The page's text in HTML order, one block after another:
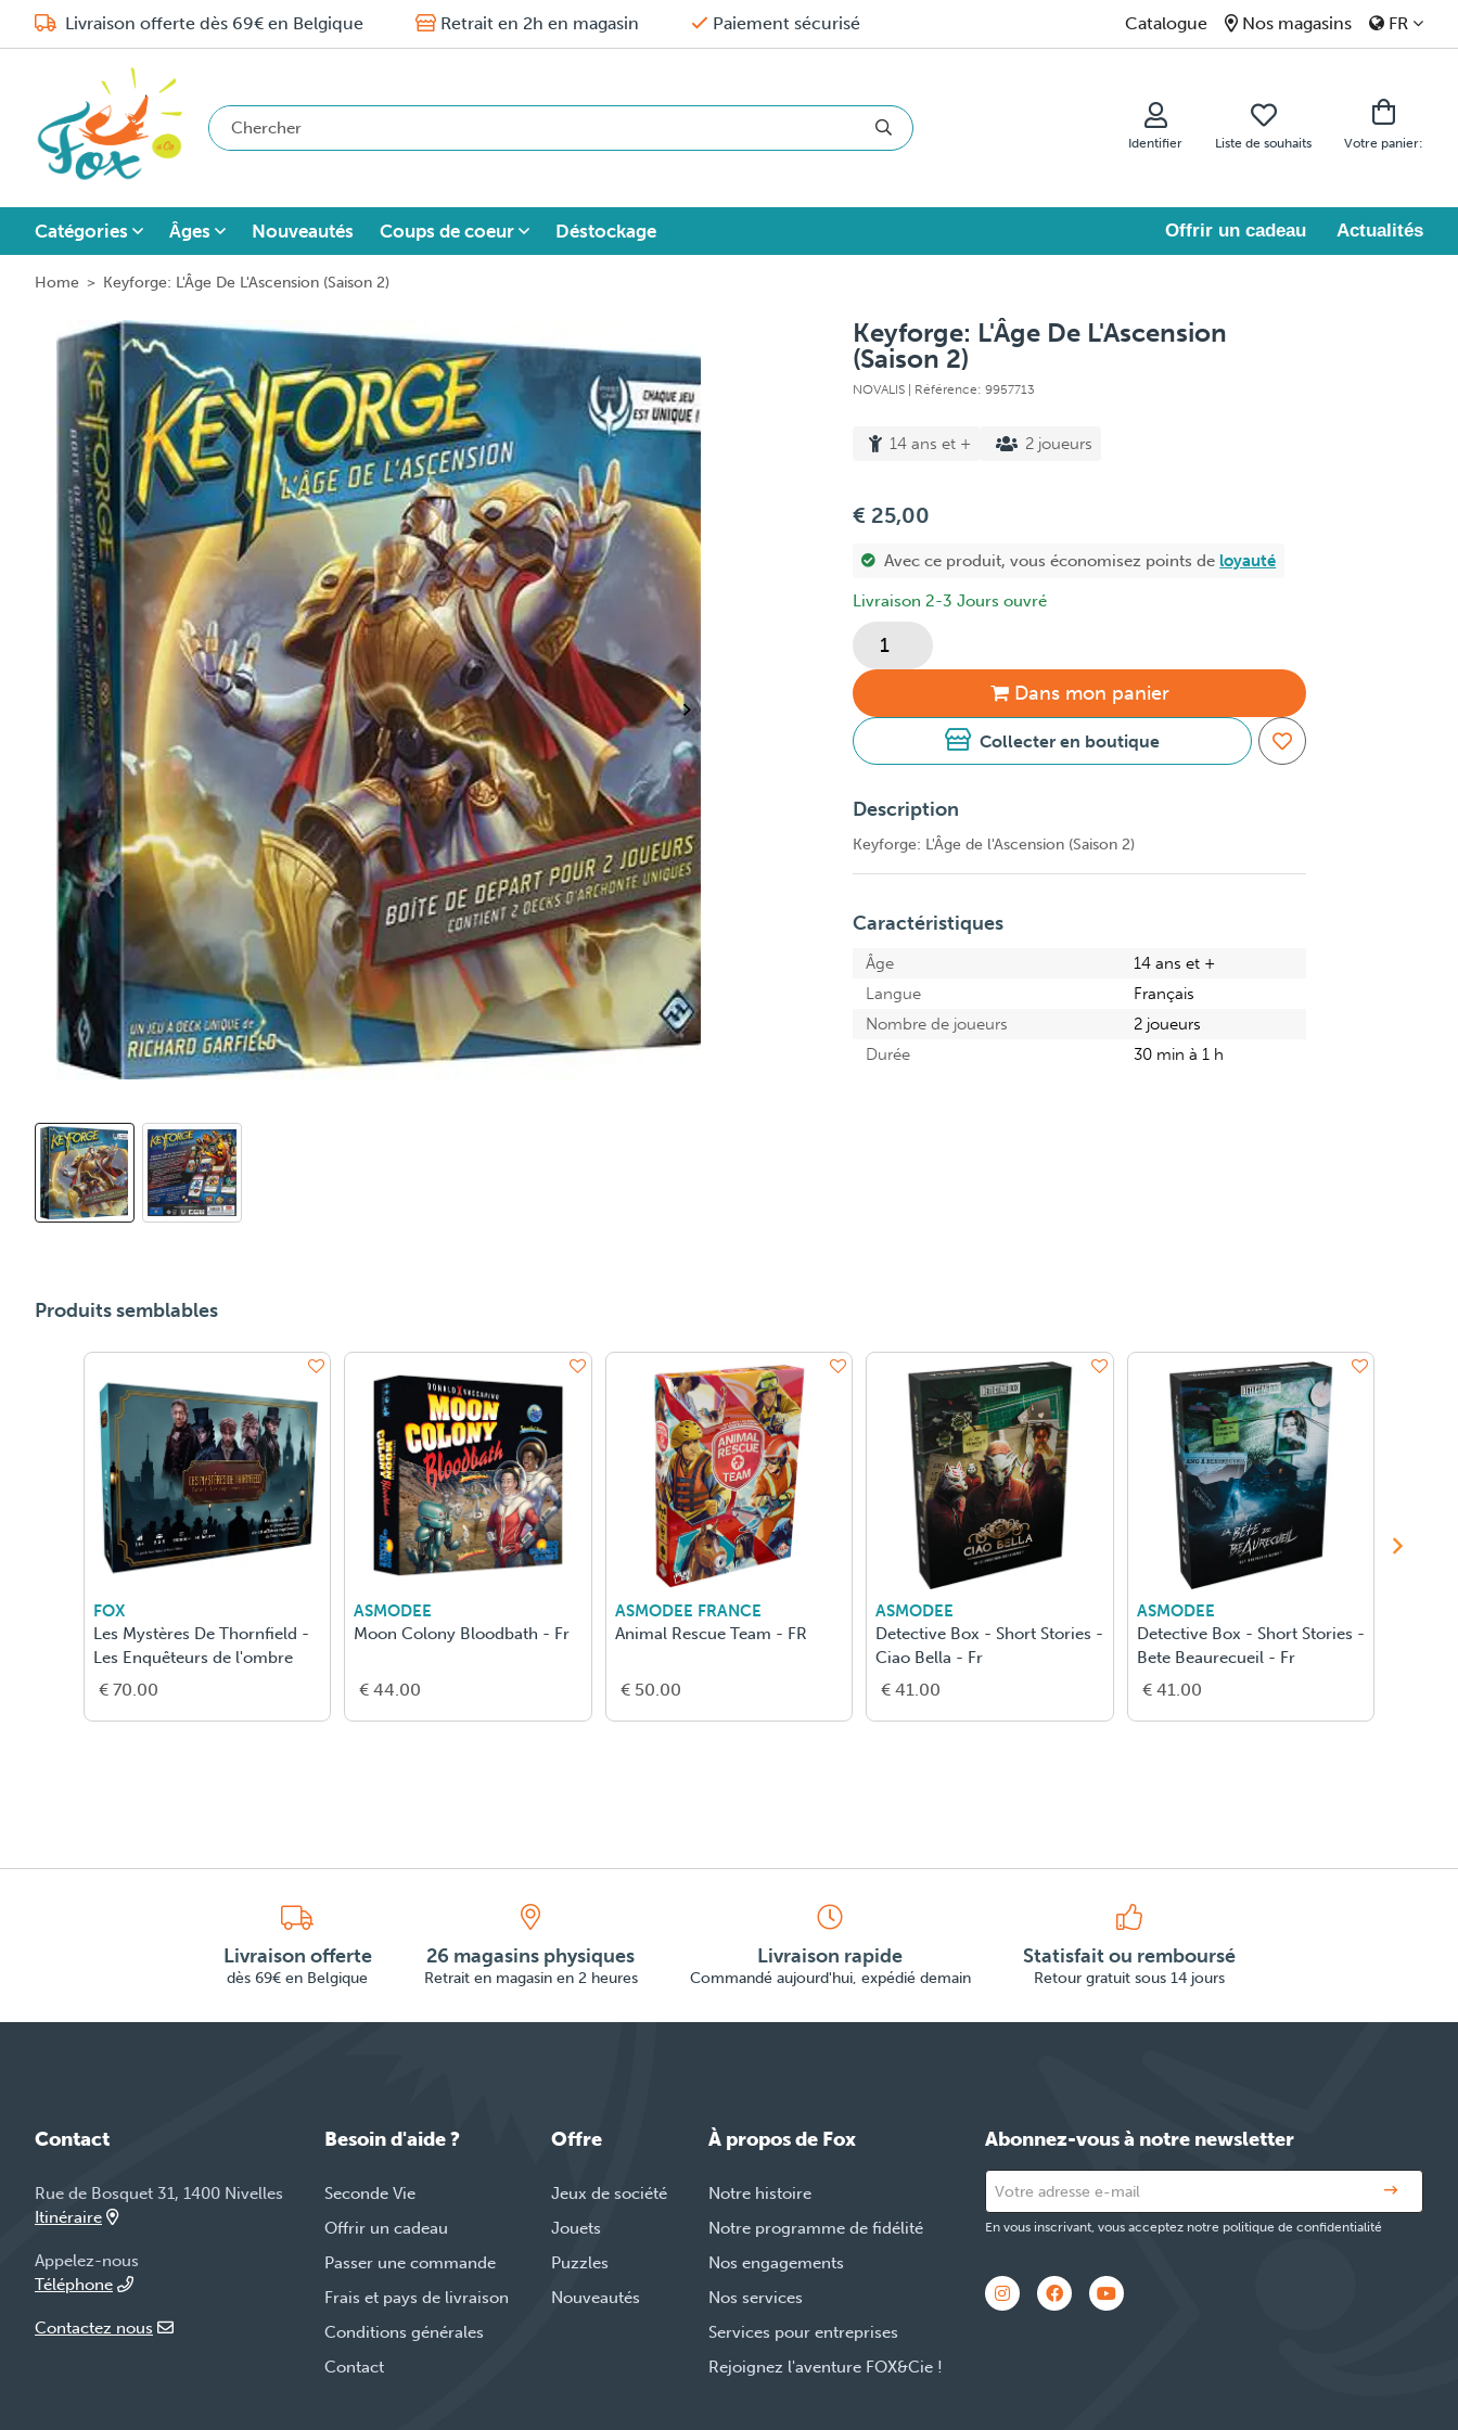
Livraison offerte dès 69€ en Belgique Retrait en 2h en magasin Paiement sécurisé Catalogue Nos magasins FR
Identifier Liste de souhaits Votre panier:
Catégories Âges Nouveautés Coups de coeur Déstockage Offrir un cadeau Actualités
Home > Keyforge: L'Âge De L'Ascension (Saison 2)
Keyforge: L'Âge De L'Ascension
(Saison 2)
NOVALIS | Référence: 9957713
14 ans et + 2 joueurs
€ 25,00
Avec ce produit, vous économisez points de loyauté
Livraison 2-3 Jours ouvré
Dans mon panier
Collecter en boutique
Description
Keyforge: L'Âge de l'Ascension (Saison 2)
Caractéristiques
Âge
14 ans et +
Langue
Français
Nombre de joueurs
2 joueurs
Durée
30 min à 1 h
Produits semblables
FOX
Les Mystères De Thornfield -
Les Enquêteurs de l'ombre
€ 70.00
ASMODEE
Moon Colony Bloodbath - Fr
€ 44.00
ASMODEE FRANCE
Animal Rescue Team - FR
€ 50.00
ASMODEE
Detective Box - Short Stories -
Ciao Bella - Fr
€ 41.00
ASMODEE
Detective Box - Short Stories -
Bete Beaurecueil - Fr
€ 41.00
Livraison offerte
dès 69€ en Belgique
26 magasins physiques
Retrait en magasin en 2 heures
Livraison rapide
Commandé aujourd'hui, expédié demain
Statisfait ou remboursé
Retour gratuit sous 14 jours
Contact
Rue de Bosquet 31, 1400 Nivelles
Itinéraire
Appelez-nous
Téléphone
Contactez nous
Besoin d'aide ?
Seconde Vie
Offrir un cadeau
Passer une commande
Frais et pays de livraison
Conditions générales
Contact
Offre
Jeux de société
Jouets
Puzzles
Nouveautés
À propos de Fox
Notre histoire
Notre programme de fidélité
Nos engagements
Nos services
Services pour entreprises
Rejoignez l'aventure FOX&Cie !
Abonnez-vous à notre newsletter
En vous inscrivant, vous acceptez notre politique de confidentialité